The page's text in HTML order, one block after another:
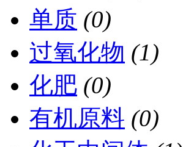
单质 (0)
过氧化物 (1)
化肥 (0)
有机原料 (0)